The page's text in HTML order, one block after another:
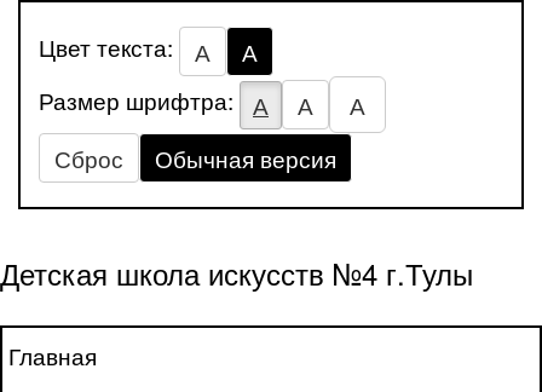
Цвет текста: А
А
Размер шрифтра:
А А
А
Сброс
Обычная версия
Детская школа искусств №4 г.Тулы
Главная